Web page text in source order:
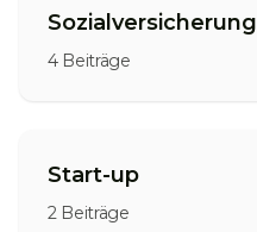
Sozialversicherung
4 Beiträge
Start-up
2 Beiträge